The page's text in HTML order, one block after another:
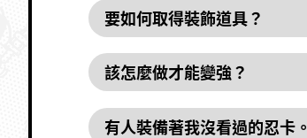
要如何取得裝飾道具？
該怎麼做才能變強？
有人裝備著我沒看過的忍卡。